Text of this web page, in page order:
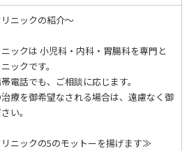
ニックの紹介～
ックは 小児科・内科・胃腸科を専門と
ックです。
電話でも、ご相談に応じます。
療を御希望なされる場合は、遠慮なく御
い。
ニックの5のモットーを揚げます≫